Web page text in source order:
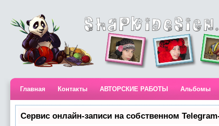
Главная Контакты АВТОРСКИЕ РАБОТЫ Альбомы
Сервис онлайн-записи на собственном